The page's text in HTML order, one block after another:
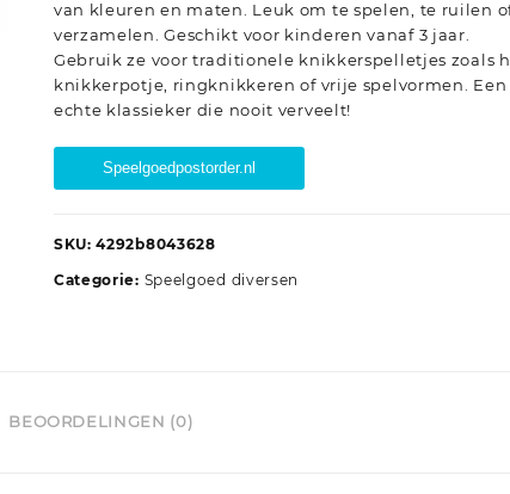
van kleuren en maten. Leuk om te spelen, te ruilen
verzamelen. Geschikt voor kinderen vanaf 3 jaar.
Gebruik ze voor traditionele knikkerspelletjes zoals
knikkerpotje, ringknikkeren of vrije spelvormen. Een
echte klassieker die nooit verveelt!
Speelgoedpostorder.nl
SKU:4292b8043628
Categorie: Speelgoed diversen
BEOORDELINGEN (0)